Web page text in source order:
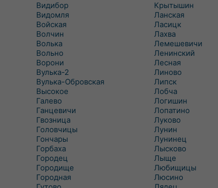
Видибор
Видомля
Войская
Волчин
Волька
Вольно
Ворони
Вулька-2
Вулька-Обровская
Высокое
Галево
Ганцевичи
Гвозница
Головчицы
Гончары
Горбаха
Городец
Городище
Городная
Крытышин
Ланская
Ласицк
Лахва
Лемешевичи
Ленинский
Лесная
Линово
Липск
Лобча
Логишин
Лопатино
Луково
Лунин
Лунинец
Лысково
Лыще
Любищицы
Люсино